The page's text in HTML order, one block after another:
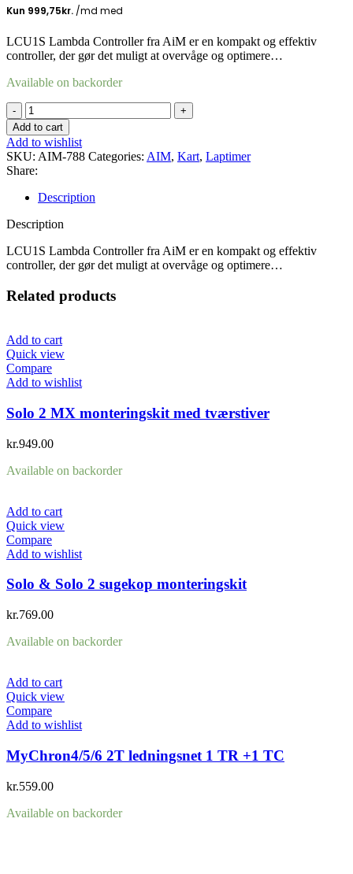
LCU1S Lambda Controller fra AiM er en kompakt og effektiv
controller, der gør det muligt at overvåge og optimere…
Available on backorder
LCU1S
quantity
Add to cart
Add to wishlist
SKU: AIM-788 Categories: AIM, Kart, Laptimer
Share:
Description
Description
LCU1S Lambda Controller fra AiM er en kompakt og effektiv
controller, der gør det muligt at overvåge og optimere…
Related products
Add to cart
Quick view
Compare
Add to wishlist
Solo 2 MX monteringskit med tværstiver
kr.949.00
Available on backorder
Add to cart
Quick view
Compare
Add to wishlist
Solo & Solo 2 sugekop monteringskit
kr.769.00
Available on backorder
Add to cart
Quick view
Compare
Add to wishlist
MyChron4/5/6 2T ledningsnet 1 TR +1 TC
kr.559.00
Available on backorder